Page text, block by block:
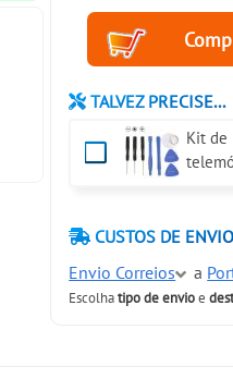
TALVEZ PRECISE...
Kit de
CUSTOS DE ENVIO
Envio Correios
a
Escolhatipo de envioe